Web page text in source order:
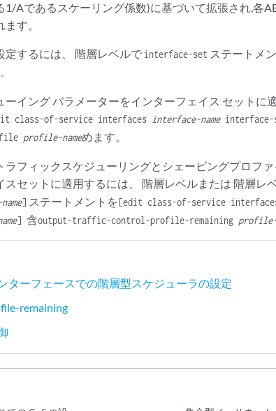
Aであるスケーリング係数)に基づいて拡張され,各
す。
定するには、 階層レベルで interface-set ステートメ
イング パラメーターをインターフェイス セットに
class-of-service interfaces interface-nameinterface-
profile-nameめます。
フィックスケジューリングとシェーピングプロフ
ス セットに適用するには、 階層レベルまたは 階層レ
] ステートメントを[edit class-of-service
] 含output-traffic-control-profile-remaining profile-
ターフェースでの階層型スケジューラの設定
remaining